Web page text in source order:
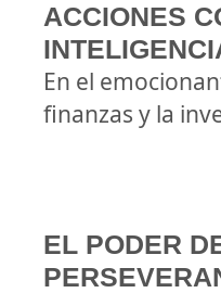
ACCIONES
En el
finanzas y la
EL PODER